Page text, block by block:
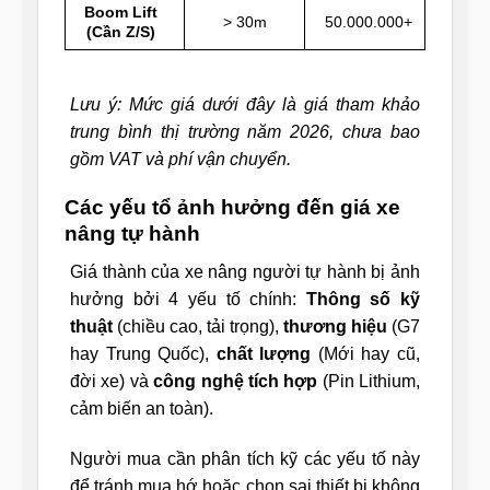
Boom Lift
(Cần Z/S)
> 30m 50.000.000+
Lưu ý: Mức giá dưới đây là giá tham khảo
trung bình thị trường năm 2026, chưa bao
gồm VAT và phí vận chuyển.
Các yếu tổ ảnh hưởng đến giá xe
nâng tự hành
Giá thành của xe nâng người tự hành bị ảnh
hưởng bởi 4 yếu tố chính: Thông số kỹ
thuật (chiều cao, tải trọng), thương hiệu (G7
hay Trung Quốc), chất lượng (Mới hay cũ,
đời xe) vàcông nghệ tích hợp (Pin Lithium,
cảm biến an toàn).
Người mua cần phân tích kỹ các yếu tố này
để tránh mua hớ hoặc chọn sai thiết bị không